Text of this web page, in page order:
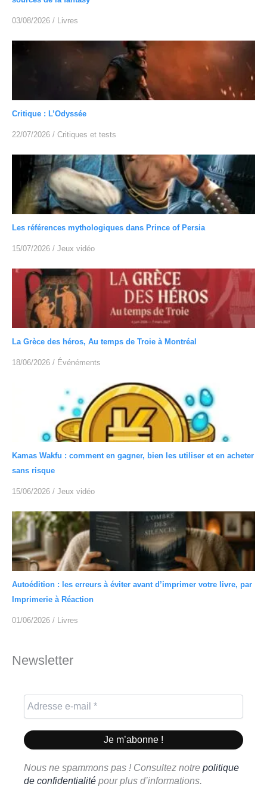
03/08/2026 / Livres
Critique : L’Odyssée
22/07/2026 / Critiques et tests
Les références mythologiques dans Prince of Persia
15/07/2026 / Jeux vidéo
La Grèce des héros, Au temps de Troie à Montréal
18/06/2026 / Événéments
Kamas Wakfu : comment en gagner, bien les utiliser et en acheter
sans risque
15/06/2026 / Jeux vidéo
Autoédition : les erreurs à éviter avant d’imprimer votre livre, par
Imprimerie à Réaction
01/06/2026 / Livres
Newsletter
Nous ne spammons pas ! Consultez notre politique
de confidentialité pour plus d’informations.